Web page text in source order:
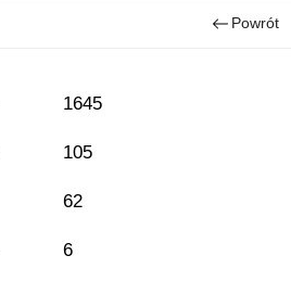
Powrót
1645
105
62
6